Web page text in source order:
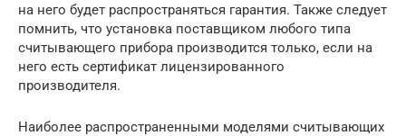
на него будет распространяться гарантия. Также следует
помнить, что установка поставщиком любого типа
считывающего прибора производится только, если на
него есть сертификат лицензированного
производителя.
Наиболее распространенными моделями считывающих